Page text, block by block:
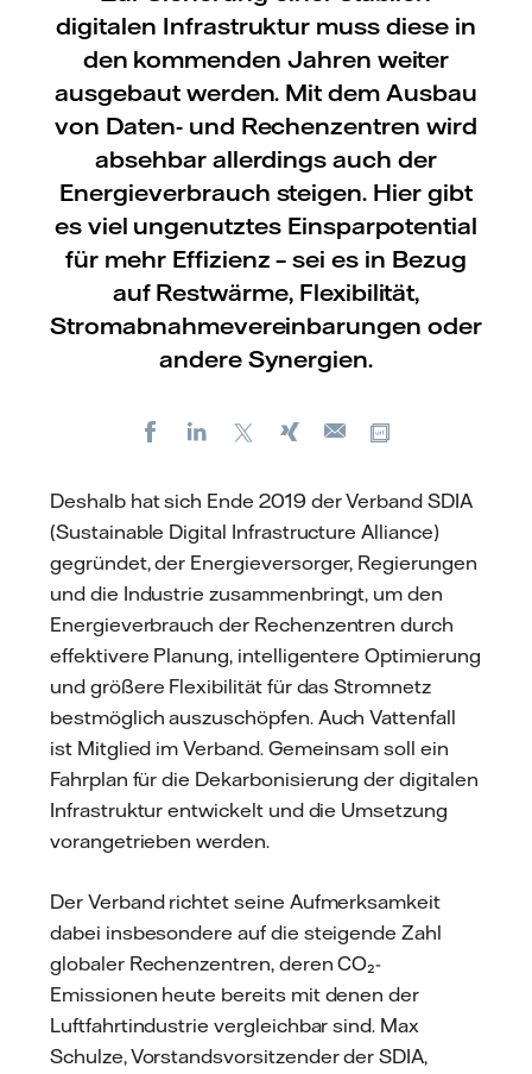
digitalen Infrastruktur muss diese in
den kommenden Jahren weiter
ausgebaut werden. Mit dem Ausbau
von Daten- und Rechenzentren wird
absehbar allerdings auch der
Energieverbrauch steigen. Hier gibt
es viel ungenutztes Einsparpotential
für mehr Effizienz – sei es in Bezug
auf Restwärme, Flexibilität,
Stromabnahmevereinbarungen oder
andere Synergien.
FacebookLinkedIn Xing
E-
Deshalb hat sich Ende 2019 der Verband SDIA
(Sustainable Digital Infrastructure Alliance)
gegründet, der Energieversorger, Regierungen
und die Industrie zusammenbringt, um den
Energieverbrauch der Rechenzentren durch
effektivere Planung, intelligentere Optimierung
und größere Flexibilität für das Stromnetz
bestmöglich auszuschöpfen. Auch Vattenfall
ist Mitglied im Verband. Gemeinsam soll ein
Fahrplan für die Dekarbonisierung der digitalen
Infrastruktur entwickelt und die Umsetzung
vorangetrieben werden.
Der Verband richtet seine Aufmerksamkeit
dabei insbesondere auf die steigende Zahl
globaler Rechenzentren, deren CO₂-
Emissionen heute bereits mit denen der
Luftfahrtindustrie vergleichbar sind. Max
Schulze, Vorstandsvorsitzender der SDIA,